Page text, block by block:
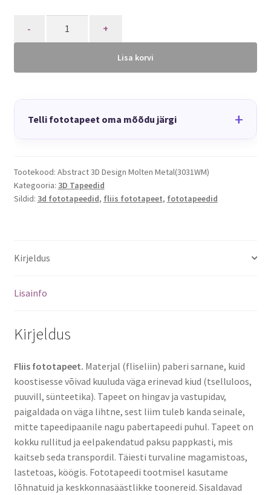
Lisa korvi
Telli fototapeet oma mõõdu järgi +
Tootekood: Abstract 3D Design Molten Metal(3031WM)
Kategooria: 3D Tapeedid
Sildid: 3d fototapeedid, fliis fototapeet, fototapeedid
Kirjeldus
Lisainfo
Kirjeldus
Fliis fototapeet. Materjal (fliseliin) paberi sarnane, kuid
koostisesse võivad kuuluda väga erinevad kiud (tselluloos,
puuvill, sünteetika). Tapeet on hingav ja vastupidav,
paigaldada on väga lihtne, sest liim tuleb kanda seinale,
mitte tapeedipaanile nagu pabertapeedi puhul. Tapeet on
kokku rullitud ja eelpakendatud paksu pappkasti, mis
kaitseb seda transpordil. Täiesti turvaline magamistoas,
lastetoas, köögis. Fototapeedi tootmisel kasutame
lõhnatuid ja keskkonnasäästlikke toonereid. Sisaldavad